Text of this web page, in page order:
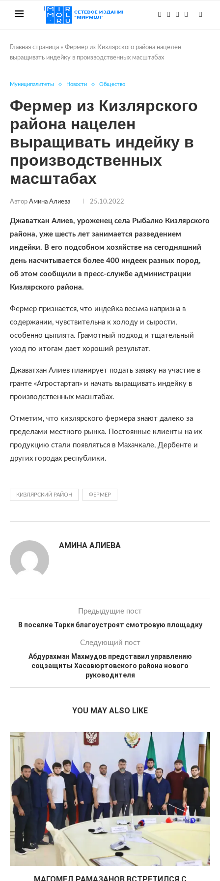
Главная страница » Фермер из Кизлярского района нацелен
выращивать индейку в производственных масштабах
Муниципалитеты Новости Общество
Фермер из Кизлярского
района нацелен
выращивать индейку в
производственных
масштабах
Автор Амина Алиева 25.10.2022
Джаватхан Алиев, уроженец села Рыбалко Кизлярского
района, уже шесть лет занимается разведением
индейки. В его подсобном хозяйстве на сегодняшний
день насчитывается более 400 индеек разных пород,
об этом сообщили в пресс-службе администрации
Кизлярского района.
Фермер признается, что индейка весьма капризна в
содержании, чувствительна к холоду и сырости,
особенно цыплята. Грамотный подход и тщательный
уход по итогам дает хороший результат.
Джаватхан Алиев планирует подать заявку на участие в
гранте «Агростартап» и начать выращивать индейку в
производственных масштабах.
Отметим, что кизлярского фермера знают далеко за
пределами местного рынка. Постоянные клиенты на их
продукцию стали появляться в Махачкале, Дербенте и
других городах республики.
КИЗЛЯРСКИЙ РАЙОН ФЕРМЕР
АМИНА АЛИЕВА
Предыдущие пост
В поселке Тарки благоустроят смотровую площадку
Следующий пост
Абдурахман Махмудов представил управлению
соцзащиты Хасавюртовского района нового
руководителя
YOU MAY ALSO LIKE